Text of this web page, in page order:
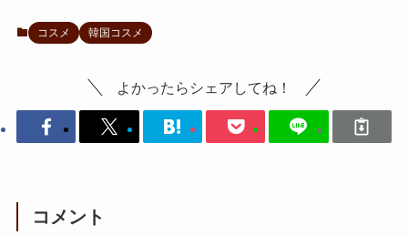
コスメ 韓国コスメ
よかったらシェアしてね！
コメント